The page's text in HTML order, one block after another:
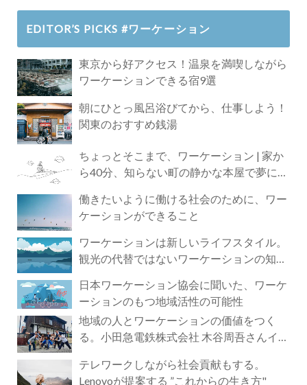
EDITOR’S PICKS #ワーケーション
東京から好アクセス！温泉を満喫しながら
ワーケーションできる宿9選
朝にひとっ風呂浴びてから、仕事しよう！
関東のおすすめ銭湯
ちょっとそこまで、ワーケーション | 家か
ら40分、知らない町の静かな本屋で夢に近
働きたいように働ける社会のために、ワー
ケーションができること
ワーケーションは新しいライフスタイル。
観光の代替ではないワーケーションの知ら
日本ワーケーション協会に聞いた、ワーケ
ーションのもつ地域活性の可能性
地域の人とワーケーションの価値をつく
る。小田急電鉄株式会社 木谷周吾さんイン
テレワークしながら社会貢献もする。
Lenovoが提案する ”これからの生き方"